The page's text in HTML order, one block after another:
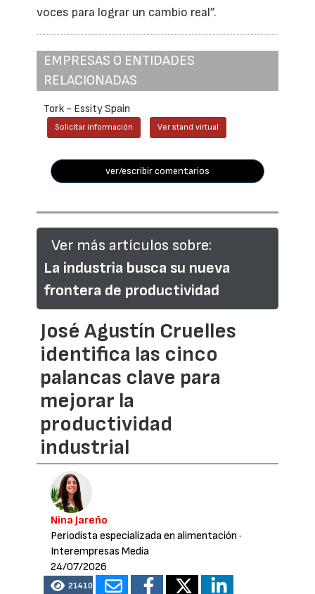
voces para lograr un cambio real”.
EMPRESAS O ENTIDADES
RELACIONADAS
Tork - Essity Spain
Solicitar información Ver stand virtual
ver/escribir comentarios
Ver más artículos sobre:
La industria busca su nueva
frontera de productividad
José Agustín Cruelles
identifica las cinco
palancas clave para
mejorar la
productividad
industrial
Nina Jareño
Periodista especializada en alimentación ·
Interempresas Media
24/07/2026
21410